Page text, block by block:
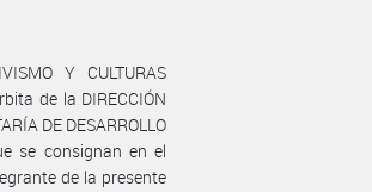
Y CULTURAS
de la DIRECCIÓN
DE DESARROLLO
se consignan en el
de la presente